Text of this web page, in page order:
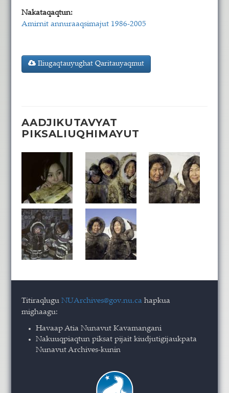
Nakataqaqtun:
Amirnit annuraaqsimajut 1986-2005
Iliugaqtauyughat Qaritauyaqmut
AADJIKUTAVYAT
PIKSALIUQHIMAYUT
TitiraqluguNUArchives@gov.nu.ca hapkua
mighaagu:
Havaap Atia Nunavut Kavamangani
Nakuuqpiaqtun piksat pijait kiudjutigijaukpata
Nunavut Archives-kunin